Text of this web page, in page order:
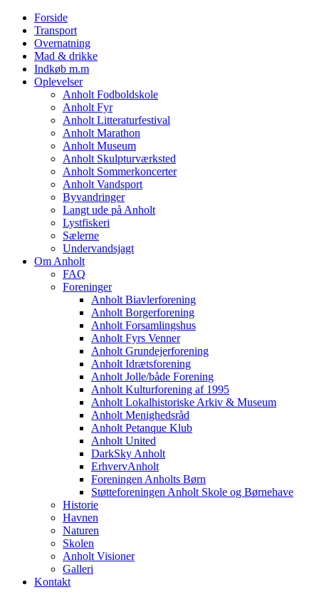
Forside
Transport
Overnatning
Mad & drikke
Indkøb m.m
Oplevelser
Anholt Fodboldskole
Anholt Fyr
Anholt Litteraturfestival
Anholt Marathon
Anholt Museum
Anholt Skulpturværksted
Anholt Sommerkoncerter
Anholt Vandsport
Byvandringer
Langt ude på Anholt
Lystfiskeri
Sælerne
Undervandsjagt
Om Anholt
FAQ
Foreninger
Anholt Biavlerforening
Anholt Borgerforening
Anholt Forsamlingshus
Anholt Fyrs Venner
Anholt Grundejerforening
Anholt Idrætsforening
Anholt Jolle/både Forening
Anholt Kulturforening af 1995
Anholt Lokalhistoriske Arkiv & Museum
Anholt Menighedsråd
Anholt Petanque Klub
Anholt United
DarkSky Anholt
ErhvervAnholt
Foreningen Anholts Børn
Støtteforeningen Anholt Skole og Børnehave
Historie
Havnen
Naturen
Skolen
Anholt Visioner
Galleri
Kontakt